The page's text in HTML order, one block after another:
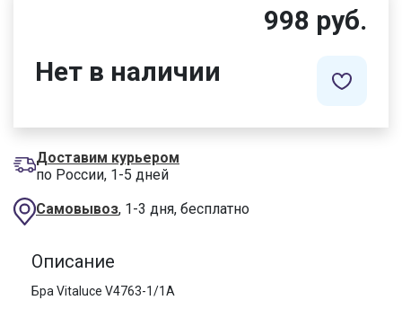
998 руб.
Нет в наличии
Доставим курьером
по России, 1-5 дней
Самовывоз, 1-3 дня, бесплатно
Описание
Бра Vitaluce V4763-1/1A